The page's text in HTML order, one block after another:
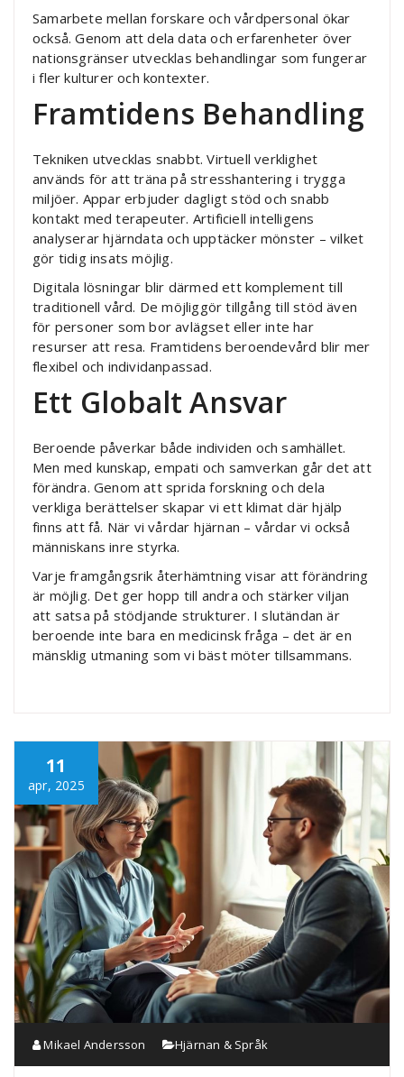
Samarbete mellan forskare och vårdpersonal ökar
också. Genom att dela data och erfarenheter över
nationsgränser utvecklas behandlingar som fungerar
i fler kulturer och kontexter.
Framtidens Behandling
Tekniken utvecklas snabbt. Virtuell verklighet
används för att träna på stresshantering i trygga
miljöer. Appar erbjuder dagligt stöd och snabb
kontakt med terapeuter. Artificiell intelligens
analyserar hjärndata och upptäcker mönster – vilket
gör tidig insats möjlig.
Digitala lösningar blir därmed ett komplement till
traditionell vård. De möjliggör tillgång till stöd även
för personer som bor avlägset eller inte har
resurser att resa. Framtidens beroendevård blir mer
flexibel och individanpassad.
Ett Globalt Ansvar
Beroende påverkar både individen och samhället.
Men med kunskap, empati och samverkan går det att
förändra. Genom att sprida forskning och dela
verkliga berättelser skapar vi ett klimat där hjälp
finns att få. När vi vårdar hjärnan – vårdar vi också
människans inre styrka.
Varje framgångsrik återhämtning visar att förändring
är möjlig. Det ger hopp till andra och stärker viljan
att satsa på stödjande strukturer. I slutändan är
beroende inte bara en medicinsk fråga – det är en
mänsklig utmaning som vi bäst möter tillsammans.
11
apr, 2025
Mikael Andersson Hjärnan & Språk